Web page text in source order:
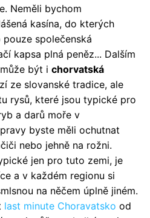
Neměli bychom
kasína, do kterých
společenská
kapsa plná peněz... Dalším
být i chorvatská
ze slovanské tradice, ale
rysů, které jsou typické pro
a darů moře v
byste měli ochutnat
nebo jehně na rožni.
jen pro tuto zemi, je
a v každém regionu si
na něčem úplně jiném.
last minute Choravatsko od